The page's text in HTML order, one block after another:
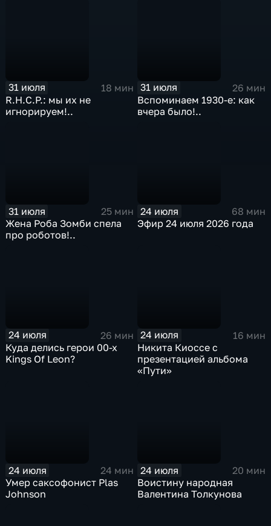
31 июля
18 мин
R.H.C.P.: мы их не
игнорируем!..
31 июля
26 мин
Вспоминаем 1930-е: как
вчера было!..
31 июля
25 мин
Жена Роба Зомби спела
про роботов!..
24 июля
68 мин
Эфир 24 июля 2026 года
24 июля
26 мин
Куда делись герои 00-х
Kings Of Leon?
24 июля
16 мин
Никита Киоссе с
презентацией альбома
«Пути»
24 июля
24 мин
Умер саксофонист Plas
Johnson
24 июля
20 мин
Воистину народная
Валентина Толкунова